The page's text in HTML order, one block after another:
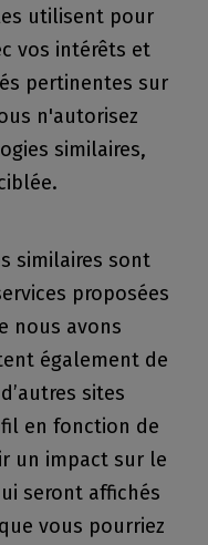
utilisent pour
vos intérêts et
pertinentes sur
n'autorisez
similaires,
similaires sont
proposées
nous avons
également de
sites
en fonction de
un impact sur le
seront affichés
vous pourriez